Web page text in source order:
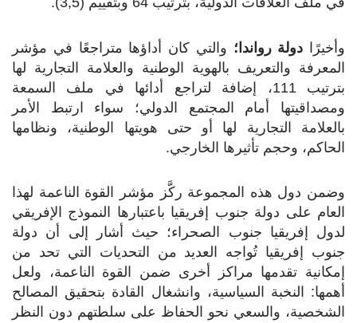
وأخيرًا دولة رواندا؛ والتي كان أداؤها متراجعًا في مؤشر
المعرفة والتعريف بالهوية الوطنية والعلامة التجارية لها
بترتيب 111، إضافة لتراجع أدائها في ملف السمعة
ومصداقيتها أمام المجتمع الدولي؛ سواء ارتبط الأمر
بالعلامة التجارية لها أو حتى هويتها الوطنية، ونظامها
الحاكم، وحجم تأثيرها الخارجي.
وضمن دول هذه المجموعة ركَّز مؤشر القوة الناعمة لهذا
العام على دولة جنوب إفريقيا باعتبارها النموذج الإفريقي
لدول إفريقيا جنوب الصحراء؛ حيث أشار إلى أن دولة
جنوب إفريقيا تُواجه العديد من التحديات التي تحد من
إمكانية تقدمها مراكز أخرى ضمن القوة الناعمة، ولعل
أهمها: النخبة السياسية، وانشغال القادة بتحقيق المصالح
الشخصية، والسعي نحو الحفاظ على سلطتهم دون النظر